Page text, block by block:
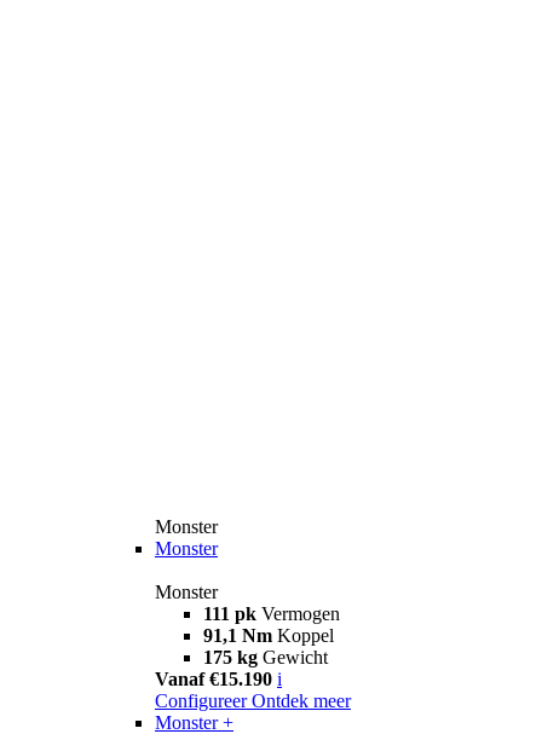
Monster
Monster
Monster
111 pk Vermogen
91,1 Nm Koppel
175 kg Gewicht
Vanaf €15.190 i
Configureer Ontdek meer
Monster +